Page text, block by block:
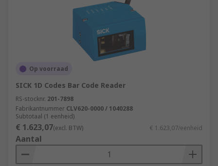
Op voorraad
SICK 1D Codes Bar Code Reader
RS-stocknr. 201-7898
Fabrikantnummer CLV620-0000 / 1040288
Subtotaal (1 eenheid)
€ 1.623,07(excl. BTW) € 1.623,07/eenheid
Aantal